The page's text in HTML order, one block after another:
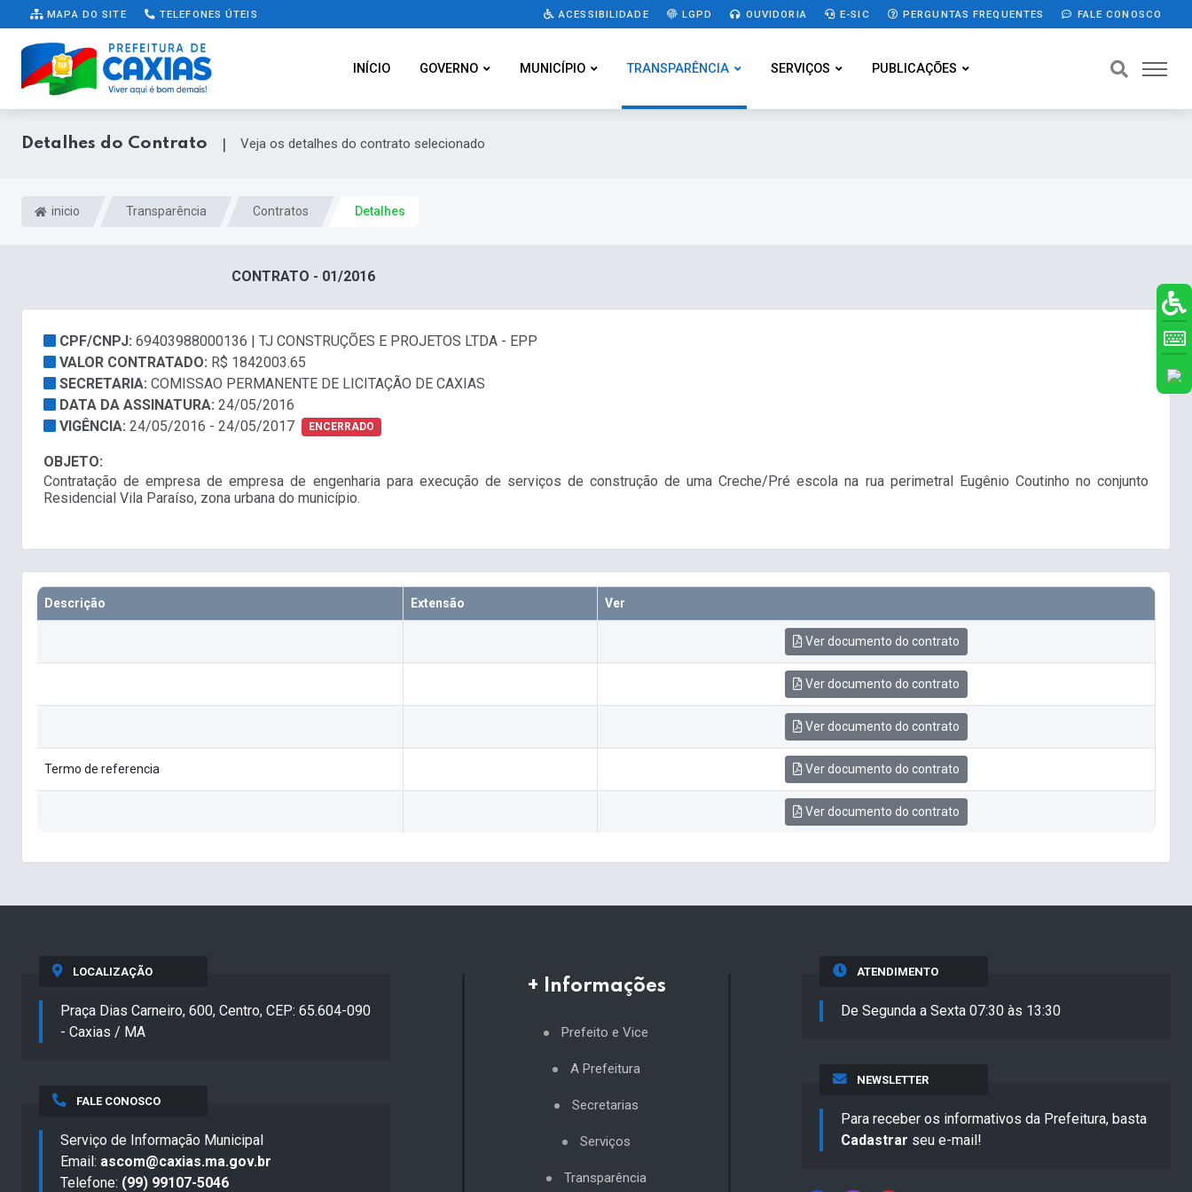
MAPA DO SITE TELEFONES ÚTEIS ACESSIBILIDADE LGPD OUVIDORIA E-SIC PERGUNTAS FREQUENTES FALE CONOSCO
INÍCIO GOVERNO MUNICÍPIO TRANSPARÊNCIA SERVIÇOS PUBLICAÇÕES
Detalhes do Contrato | Veja os detalhes do contrato selecionado
inicio Transparência Contratos Detalhes
CONTRATO - 01/2016
CPF/CNPJ: 69403988000136 | TJ CONSTRUÇÕES E PROJETOS LTDA - EPP
VALOR CONTRATADO: R$ 1842003.65
SECRETARIA: COMISSAO PERMANENTE DE LICITAÇÃO DE CAXIAS
DATA DA ASSINATURA: 24/05/2016
VIGÊNCIA: 24/05/2016 - 24/05/2017 ENCERRADO
OBJETO:
Contratação de empresa de empresa de engenharia para execução de serviços de construção de uma Creche/Pré escola na rua perimetral Eugênio Coutinho no conjunto
Residencial Vila Paraíso, zona urbana do município.
Descrição Extensão Ver
Ver documento do contrato
Ver documento do contrato
Ver documento do contrato
Termo de referencia Ver documento do contrato
Ver documento do contrato
LOCALIZAÇÃO
Praça Dias Carneiro, 600, Centro, CEP: 65.604-090
- Caxias / MA
FALE CONOSCO
Serviço de Informação Municipal
Email: ascom@caxias.ma.gov.br
Telefone: (99) 99107-5046
+ Informações
Prefeito e Vice
A Prefeitura
Secretarias
Serviços
Transparência
ATENDIMENTO
De Segunda a Sexta 07:30 às 13:30
NEWSLETTER
Para receber os informativos da Prefeitura, basta
Cadastrar seu e-mail!